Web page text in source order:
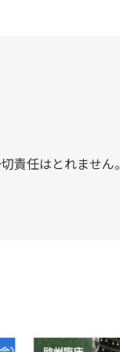
責任はとれません。